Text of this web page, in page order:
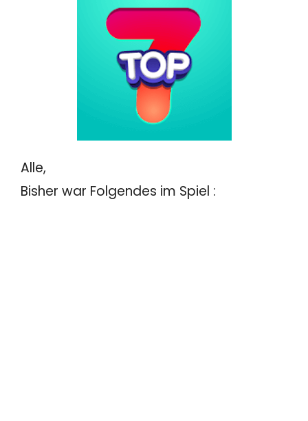
Alle,
Bisher war Folgendes im Spiel :